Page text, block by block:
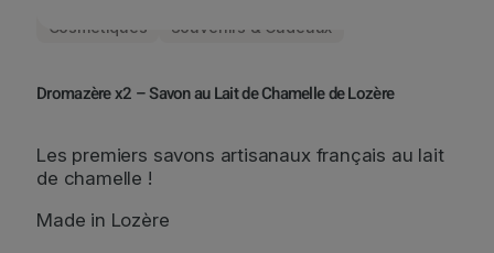
Cosmétiques Souvenirs & Cadeaux
Dromazère x2 – Savon au Lait de Chamelle de Lozère
Les premiers savons artisanaux français au lait
de chamelle !
Made in Lozère